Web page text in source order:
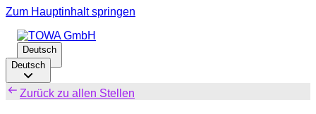
Zum Hauptinhalt springen
Deutsch
Deutsch
Zurück zu allen Stellen